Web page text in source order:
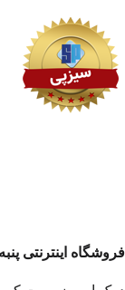
فروشگاه اینترنتی